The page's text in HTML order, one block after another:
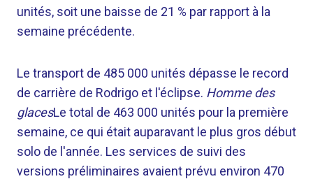
unités, soit une baisse de 21 % par rapport à la
semaine précédente.
Le transport de 485 000 unités dépasse le record
de carrière de Rodrigo et l'éclipse. Homme des
glacesLe total de 463 000 unités pour la première
semaine, ce qui était auparavant le plus gros début
solo de l'année. Les services de suivi des
versions préliminaires avaient prévu environ 470